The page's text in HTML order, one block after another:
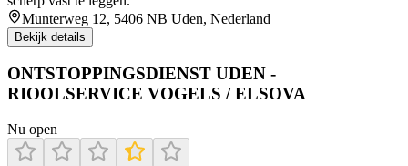
Munterweg 12, 5406 NB Uden, Nederland
Bekijk details
ONTSTOPPINGSDIENST UDEN -
RIOOLSERVICE VOGELS / ELSOVA
Nu open